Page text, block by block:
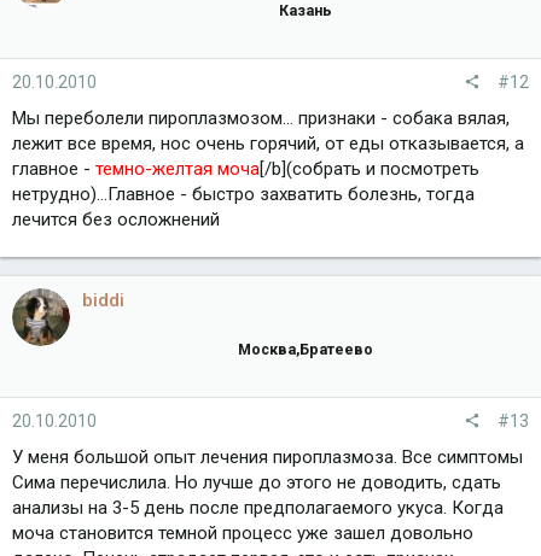
Казань
20.10.2010 #12
Мы переболели пироплазмозом... признаки - собака вялая,
лежит все время, нос очень горячий, от еды отказывается, а
главное - темно-желтая моча[/b](собрать и посмотреть
нетрудно)...Главное - быстро захватить болезнь, тогда
лечится без осложнений
biddi
Москва,Братеево
20.10.2010 #13
У меня большой опыт лечения пироплазмоза. Все симптомы
Сима перечислила. Но лучше до этого не доводить, сдать
анализы на 3-5 день после предполагаемого укуса. Когда
моча становится темной процесс уже зашел довольно